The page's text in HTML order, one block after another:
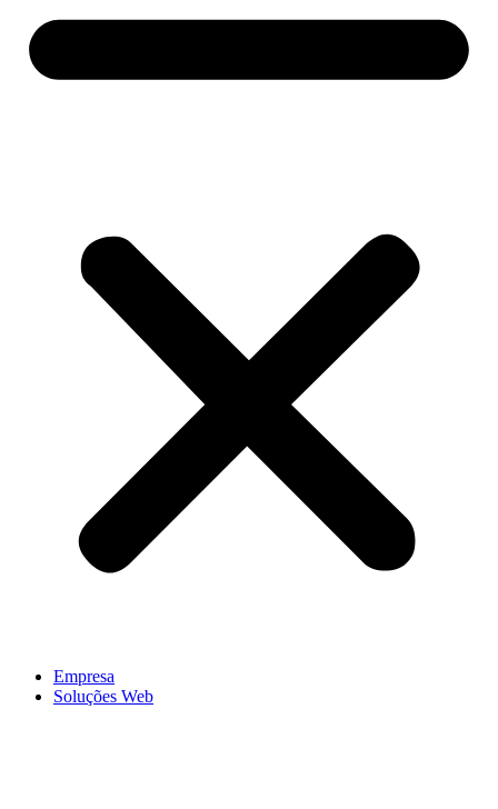
Empresa
Soluções Web